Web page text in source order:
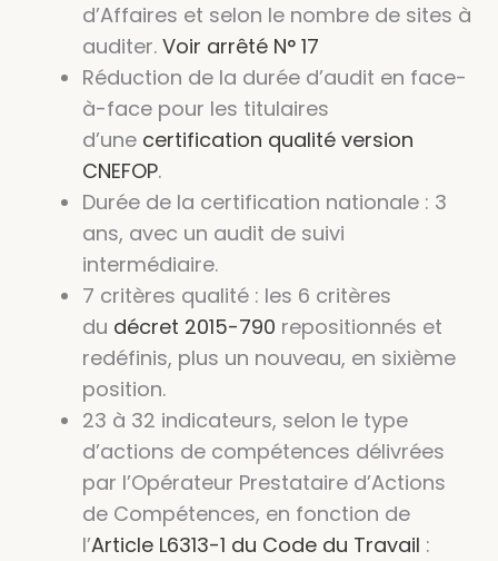
d’Affaires et selon le nombre de sites à
auditer. Voir arrêté N° 17
Réduction de la durée d’audit en face-
à-face pour les titulaires
d’une certification qualité version
CNEFOP.
Durée de la certification nationale : 3
ans, avec un audit de suivi
intermédiaire.
7 critères qualité : les 6 critères
du décret 2015-790 repositionnés et
redéfinis, plus un nouveau, en sixième
position.
23 à 32 indicateurs, selon le type
d’actions de compétences délivrées
par l’Opérateur Prestataire d’Actions
de Compétences, en fonction de
l’Article L6313-1 du Code du Travail :